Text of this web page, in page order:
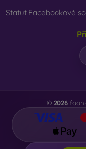
Statut Facebookové
© 2026